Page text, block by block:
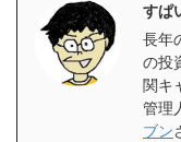
すぱ
長年
の投
関キ
管理
ブン